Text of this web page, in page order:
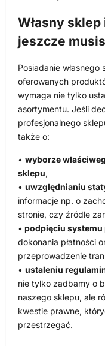
Własny
jeszcze
Posiadanie
oferowanych
wymaga nie tylko
asortymentu. Jeśli
profesjonalnego
także o:
• wyborze
sklepu,
• uwzględnianiu
informacje np. o
stronie, czy źródle
• podpięciu systemu
dokonania płatności
przeprowadzenie
• ustaleniu
nie tylko zadbamy o
naszego sklepu, ale
kwestie prawne,
przestrzegać.